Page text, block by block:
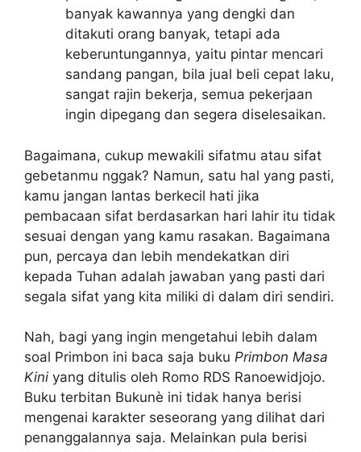
banyak kawannya yang dengki dan
ditakuti orang banyak, tetapi ada
keberuntungannya, yaitu pintar mencari
sandang pangan, bila jual beli cepat laku,
sangat rajin bekerja, semua pekerjaan
ingin dipegang dan segera diselesaikan.
Bagaimana, cukup mewakili sifatmu atau sifat
gebetanmu nggak? Namun, satu hal yang pasti,
kamu jangan lantas berkecil hati jika
pembacaan sifat berdasarkan hari lahir itu tidak
sesuai dengan yang kamu rasakan. Bagaimana
pun, percaya dan lebih mendekatkan diri
kepada Tuhan adalah jawaban yang pasti dari
segala sifat yang kita miliki di dalam diri sendiri.
Nah, bagi yang ingin mengetahui lebih dalam
soal Primbon ini baca saja buku Primbon Masa
Kini yang ditulis oleh Romo RDS Ranoewidjojo.
Buku terbitan Bukunè ini tidak hanya berisi
mengenai karakter seseorang yang dilihat dari
penanggalannya saja. Melainkan pula berisi